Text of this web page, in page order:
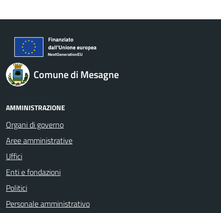
Comune di Mesagne
AMMINISTRAZIONE
Organi di governo
Aree amministrative
Uffici
Enti e fondazioni
Politici
Personale amministrativo